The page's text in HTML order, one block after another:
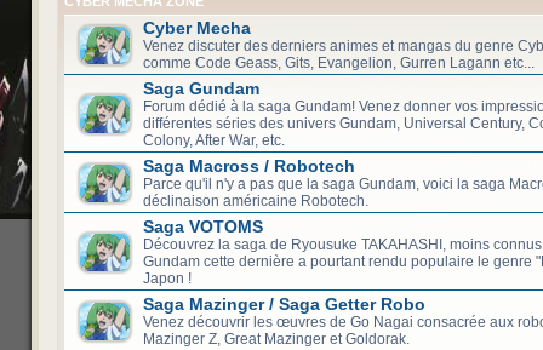
Cyber Mecha
Venez discuter des derniers animes et mangas du genre
comme Code Geass, Gits, Evangelion, Gurren Lagann etc...
Saga Gundam
Forum dédié à la saga Gundam! Venez donner vos
différentes séries des univers Gundam, Universal Century,
Colony, After War, etc.
Saga Macross / Robotech
Parce qu'il n'y a pas que la saga Gundam, voici la saga
déclinaison américaine Robotech.
Saga VOTOMS
Découvrez la saga de Ryousuke TAKAHASHI, moins
Gundam cette dernière a pourtant rendu populaire le genre
Japon !
Saga Mazinger / Saga Getter Robo
Venez découvrir les œuvres de Go Nagai consacrée aux
Mazinger Z, Great Mazinger et Goldorak.